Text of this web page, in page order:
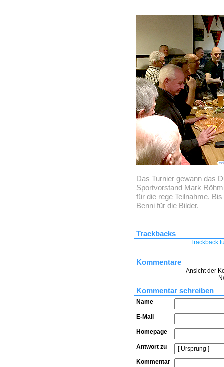
Das Turnier gewann das
Sportvorstand Mark
für die rege Teilnahme.
Benni für die Bilder.
Trackbacks
Trackback
Kommentare
Ansicht der
Kommentar schreiben
Name
E-Mail
Homepage
Antwort zu
Kommentar